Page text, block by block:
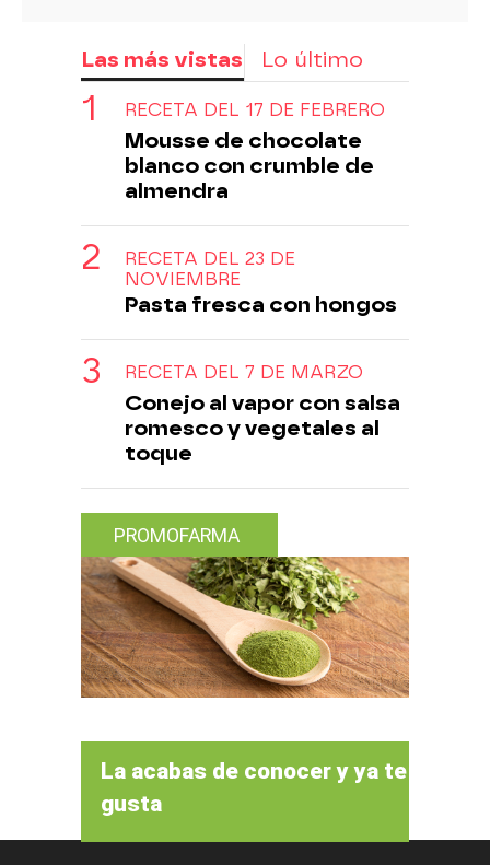
Las más vistas Lo último
RECETA DEL 17 DE FEBRERO
Mousse de chocolate
blanco con crumble de
almendra
RECETA DEL 23 DE
NOVIEMBRE
Pasta fresca con hongos
RECETA DEL 7 DE MARZO
Conejo al vapor con salsa
romesco y vegetales al
toque
PROMOFARMA
La acabas de conocer y ya te
gusta